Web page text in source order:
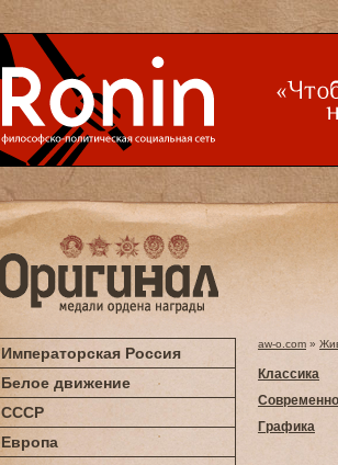
Императорская Россия
Белое движение
СССР
Европа
aw-o.com »
Классика
Графика